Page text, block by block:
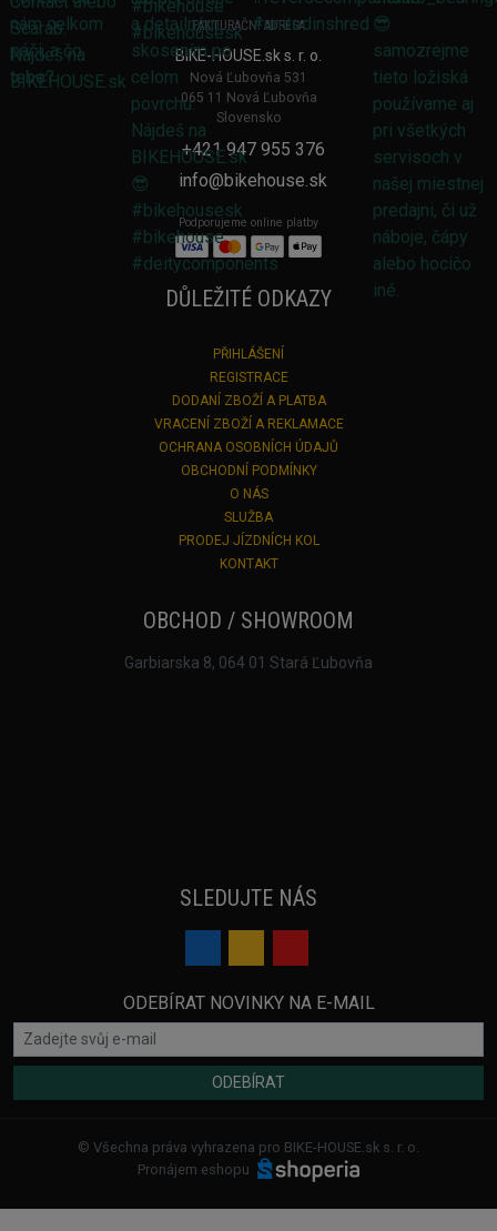
FAKTURAČNÍ ADRESA
BIKE-HOUSE.sk s. r. o.
Nová Ľubovňa 531
065 11 Nová Ľubovňa
Slovensko
+421 947 955 376
info@bikehouse.sk
Podporujeme online platby
DŮLEŽITÉ ODKAZY
PŘIHLÁŠENÍ
REGISTRACE
DODANÍ ZBOŽÍ A PLATBA
VRACENÍ ZBOŽÍ A REKLAMACE
OCHRANA OSOBNÍCH ÚDAJŮ
OBCHODNÍ PODMÍNKY
O NÁS
SLUŽBA
PRODEJ JÍZDNÍCH KOL
KONTAKT
OBCHOD / SHOWROOM
Garbiarska 8, 064 01 Stará Ľubovňa
SLEDUJTE NÁS
ODEBÍRAT NOVINKY NA E-MAIL
ODEBÍRAT
© Všechna práva vyhrazena pro BIKE-HOUSE.sk s. r. o.
Pronájem eshopu